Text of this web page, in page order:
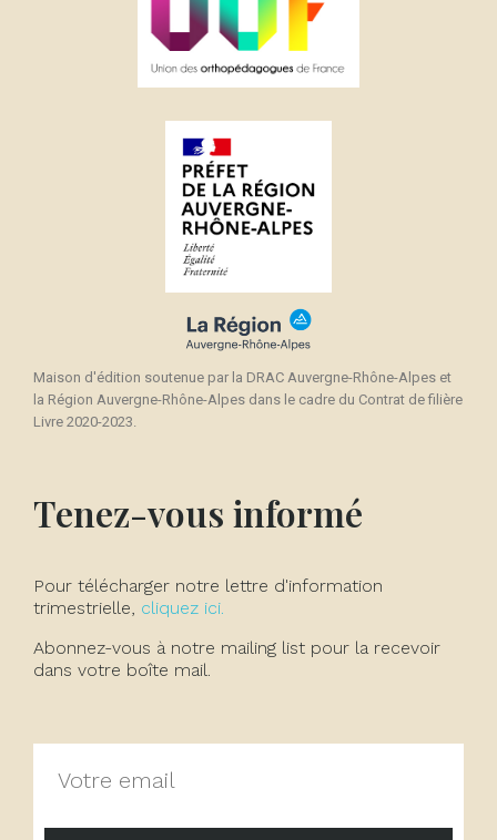
Maison d'édition soutenue par la DRAC Auvergne-Rhône-Alpes et
la Région Auvergne-Rhône-Alpes dans le cadre du Contrat de filière
Livre 2020-2023.
Tenez-vous informé
Pour télécharger notre lettre d'information
trimestrielle, cliquez ici.
Abonnez-vous à notre mailing list pour la recevoir
dans votre boîte mail.